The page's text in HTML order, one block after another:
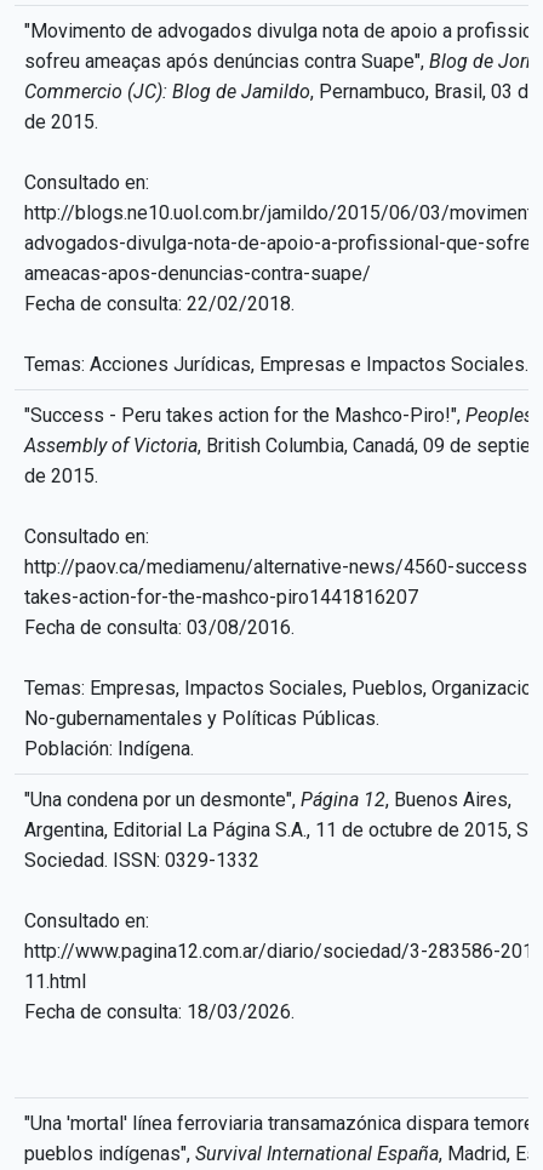
"Movimento de advogados divulga nota de apoio a
sofreu ameaças após denúncias contra Suape", Blog de
Commercio (JC): Blog de Jamildo, Pernambuco, Brasil, 03
de 2015.
Consultado en:
http://blogs.ne10.uol.com.br/jamildo/2015/06/03/
advogados-divulga-nota-de-apoio-a-profissional-que-
ameacas-apos-denuncias-contra-suape/
Fecha de consulta: 22/02/2018.
Temas: Acciones Jurídicas, Empresas e Impactos Sociales.
"Success - Peru takes action for the Mashco-Piro!", Peoples
Assembly of Victoria, British Columbia, Canadá, 09 de
de 2015.
Consultado en:
http://paov.ca/mediamenu/alternative-news/4560-success-
takes-action-for-the-mashco-piro1441816207
Fecha de consulta: 03/08/2016.
Temas: Empresas, Impactos Sociales, Pueblos,
No-gubernamentales y Políticas Públicas.
Población: Indígena.
"Una condena por un desmonte", Página 12, Buenos Aires,
Argentina, Editorial La Página S.A., 11 de octubre de 2015,
Sociedad. ISSN: 0329-1332
Consultado en:
http://www.pagina12.com.ar/diario/sociedad/3-283586-
11.html
Fecha de consulta: 18/03/2026.
"Una 'mortal' línea ferroviaria transamazónica dispara
pueblos indígenas", Survival International España, Madrid,